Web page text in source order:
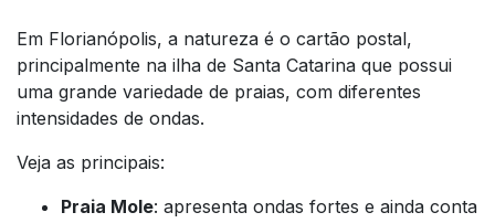
Em Florianópolis, a natureza é o cartão postal,
principalmente na ilha de Santa Catarina que possui
uma grande variedade de praias, com diferentes
intensidades de ondas.
Veja as principais:
Praia Mole: apresenta ondas fortes e ainda conta